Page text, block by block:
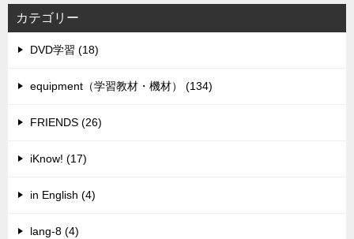
カテゴリー
DVD学習 (18)
equipment（学習教材・機材） (134)
FRIENDS (26)
iKnow! (17)
in English (4)
lang-8 (4)